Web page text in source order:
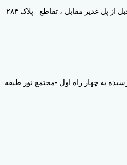
از پل غدیر مقابل ، تقاطع پلاک ۲۸۴
به چهار راه اول -مجتمع نور طبقه